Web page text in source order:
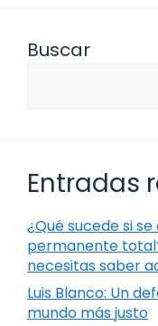
Buscar
Entradas
¿Qué sucede si
permanente
necesitas saber
Luis Blanco: Un
mundo más justo